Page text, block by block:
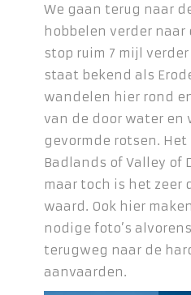
We gaan terug naar
hobbelen verder naar
stop ruim 7 mijl
staat bekend als
wandelen hier rond
van de door water en
gevormde rotsen. Het
Badlands of Valley of
maar toch is het zeer
waard. Ook hier
nodige foto’s
terugweg naar de
aanvaarden.